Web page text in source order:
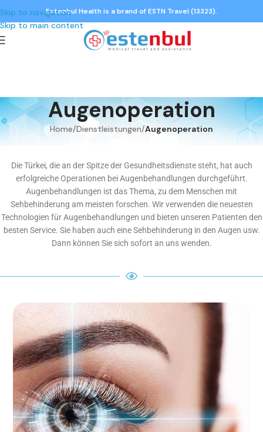
Skip to navigation
Skip to main content
Estenbul Health is a brand of ESTN Travel (13323).
Augenoperation
Home/Dienstleistungen/Augenoperation
Die Türkei, die an der Spitze der Gesundheitsdienste steht, hat auch
erfolgreiche Operationen bei Augenbehandlungen durchgeführt.
Augenbehandlungen ist das Thema, zu dem Menschen mit
Sehbehinderung am meisten forschen. Wir verwenden die neuesten
Technologien für Augenbehandlungen und bieten unseren Patienten den
besten Service. Sie haben auch eine Sehbehinderung in den Augen usw.
Dann können Sie sich sofort an uns wenden.